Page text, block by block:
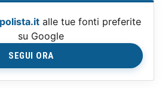
alle tue fonti preferite
su Google
SEGUI ORA